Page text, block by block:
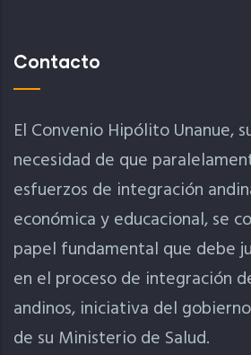
Contacto
El Convenio Hipólito Unanue,
necesidad de que
esfuerzos de integración
económica y educacional, se
papel fundamental que debe
en el proceso de integración
andinos, iniciativa del
de su Ministerio de Salud.